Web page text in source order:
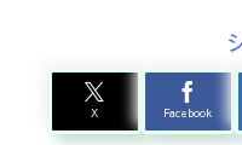
X Facebook